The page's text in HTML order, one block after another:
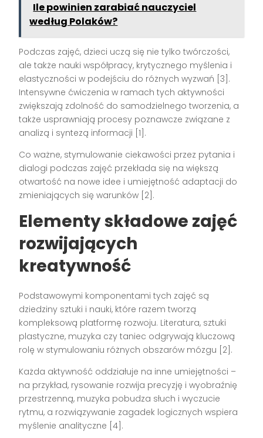
Ile powinien zarabiać nauczyciel
według Polaków?
Podczas zajęć, dzieci uczą się nie tylko twórczości,
ale także nauki współpracy, krytycznego myślenia i
elastyczności w podejściu do różnych wyzwań [3].
Intensywne ćwiczenia w ramach tych aktywności
zwiększają zdolność do samodzielnego tworzenia, a
także usprawniają procesy poznawcze związane z
analizą i syntezą informacji [1].
Co ważne, stymulowanie ciekawości przez pytania i
dialogi podczas zajęć przekłada się na większą
otwartość na nowe idee i umiejętność adaptacji do
zmieniających się warunków [2].
Elementy składowe zajęć
rozwijających
kreatywność
Podstawowymi komponentami tych zajęć są
dziedziny sztuki i nauki, które razem tworzą
kompleksową platformę rozwoju. Literatura, sztuki
plastyczne, muzyka czy taniec odgrywają kluczową
rolę w stymulowaniu różnych obszarów mózgu [2].
Każda aktywność oddziałuje na inne umiejętności –
na przykład, rysowanie rozwija precyzję i wyobraźnię
przestrzenną, muzyka pobudza słuch i wyczucie
rytmu, a rozwiązywanie zagadek logicznych wspiera
myślenie analityczne [4].